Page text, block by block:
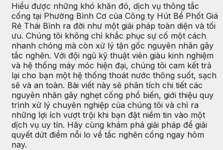
Hiểu được những khó khăn đó, dịch vụ thông tắc
cống tại Phường Bình Cơ của Công ty Hút Bể Phốt Giá
Rẻ Thái Bình ra đời như một giải pháp toàn diện và tối
ưu. Chúng tôi không chỉ khắc phục sự cố một cách
nhanh chóng mà còn xử lý tận gốc nguyên nhân gây
tắc nghẽn. Với đội ngũ kỹ thuật viên giàu kinh nghiệm
và hệ thống máy móc hiện đại, chúng tôi cam kết trả
lại cho bạn một hệ thống thoát nước thông suốt, sạch
sẽ và an toàn. Bài viết này sẽ phân tích chi tiết các
nguyên nhân gây nghẹt cống phổ biến, giới thiệu quy
trình xử lý chuyên nghiệp của chúng tôi và chỉ ra
những lợi ích vượt trội khi bạn đặt niềm tin vào một
dịch vụ uy tín. Hãy cùng khám phá giải pháp để giải
quyết dứt điểm nỗi lo về tắc nghẽn cống ngay hôm
nay.